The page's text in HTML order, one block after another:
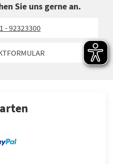
Sie uns gerne an.
- 92323300